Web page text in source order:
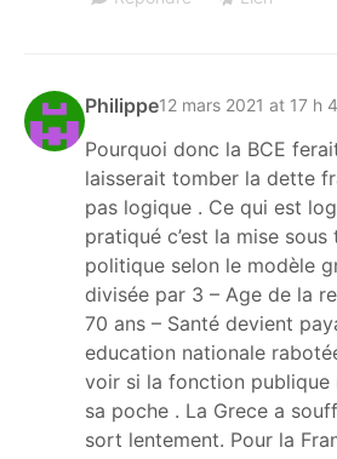
Philippe12 mars 2021 at 17 h
Pourquoi donc la BCE
laisserait tomber la dette
pas logique . Ce qui est
pratiqué c’est la mise
politique selon le modèle
divisée par 3 – Age de la
70 ans – Santé devient
education nationale
voir si la fonction publique
sa poche . La Grece a
sort lentement. Pour la